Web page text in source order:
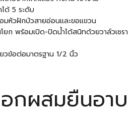
ด้ 5 ระดับ
มหัวฝักบัวสายอ่อนและขอแขวน
ยก พร้อมเปิด-ปิดน้ำได้สนิทด้วยวาล์วเซรา
วข้อต่อมาตรฐาน 1/2 นิ้ว
กผสมยืนอาบ